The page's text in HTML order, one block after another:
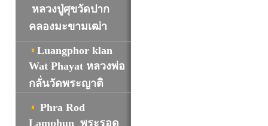
หลวงปู่ศุขวัดปาก
คลองมะขามเฒ่า
Luangphor klan
Wat Phayat หลวงพ่อ
กลั่นวัดพระญาติ
Phra Rod
Lamphun พระรอด